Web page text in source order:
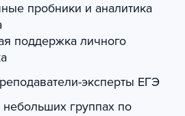
пробники и аналитика
поддержка личного
эксперты ЕГЭ
небольших группах по